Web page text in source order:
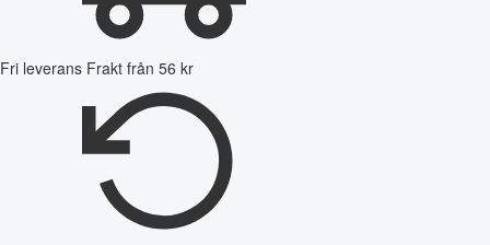
Fri leverans Frakt från 56 kr